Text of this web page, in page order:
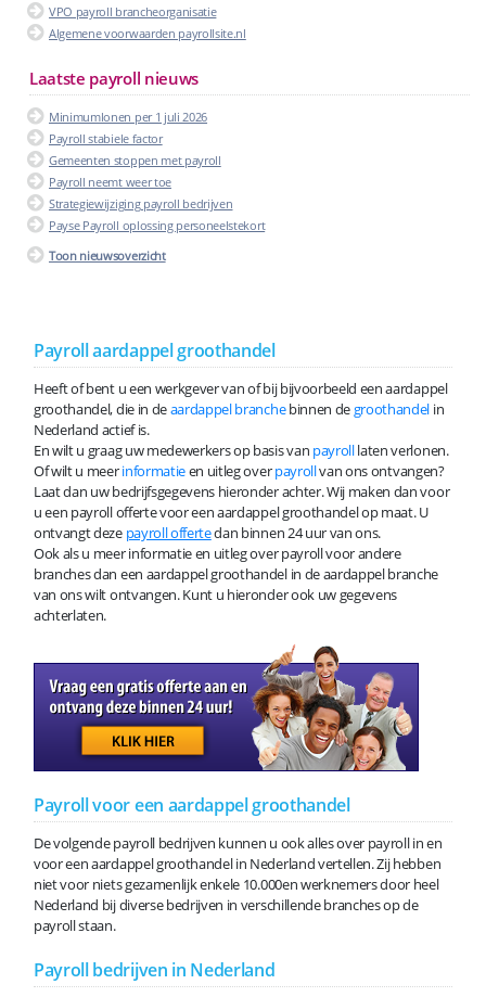
VPO payroll brancheorganisatie
Algemene voorwaarden payrollsite.nl
Laatste payroll nieuws
Minimumlonen per 1 juli 2026
Payroll stabiele factor
Gemeenten stoppen met payroll
Payroll neemt weer toe
Strategiewijziging payroll bedrijven
Payse Payroll oplossing personeelstekort
Toon nieuwsoverzicht
Payroll aardappel groothandel
Heeft of bent u een werkgever van of bij bijvoorbeeld een aardappel
groothandel, die in deaardappel branchebinnen degroothandel in
Nederland actief is.
En wilt u graag uw medewerkers op basis van payrolllaten verlonen.
Of wilt u meerinformatieen uitleg overpayrollvan ons ontvangen?
Laat dan uw bedrijfsgegevens hieronder achter. Wij maken dan voor
u een payroll offerte voor een aardappel groothandel op maat. U
ontvangt deze payroll offertedan binnen 24 uur van ons.
Ook als u meer informatie en uitleg over payroll voor andere
branches dan een aardappel groothandel in de aardappel branche
van ons wilt ontvangen. Kunt u hieronder ook uw gegevens
achterlaten.
Payroll voor een aardappel groothandel
De volgende payroll bedrijven kunnen u ook alles over payroll in en
voor een aardappel groothandel in Nederland vertellen. Zij hebben
niet voor niets gezamenlijk enkele 10.000en werknemers door heel
Nederland bij diverse bedrijven in verschillende branches op de
payroll staan.
Payroll bedrijven in Nederland